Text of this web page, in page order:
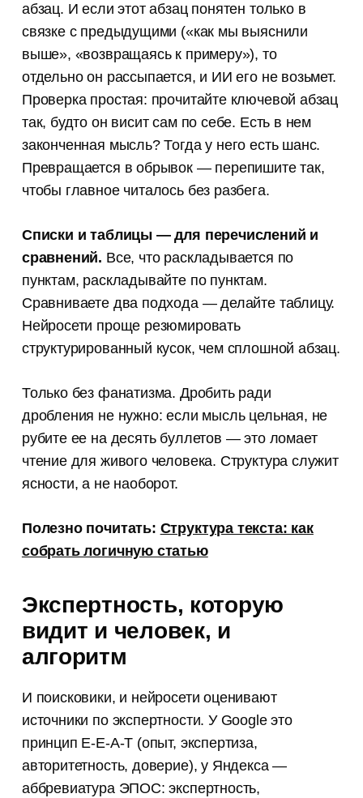
абзац. И если этот абзац понятен только в
связке с предыдущими («как мы выяснили
выше», «возвращаясь к примеру»), то
отдельно он рассыпается, и ИИ его не возьмет.
Проверка простая: прочитайте ключевой абзац
так, будто он висит сам по себе. Есть в нем
законченная мысль? Тогда у него есть шанс.
Превращается в обрывок — перепишите так,
чтобы главное читалось без разбега.
Списки и таблицы — для перечислений и
сравнений. Все, что раскладывается по
пунктам, раскладывайте по пунктам.
Сравниваете два подхода — делайте таблицу.
Нейросети проще резюмировать
структурированный кусок, чем сплошной абзац.
Только без фанатизма. Дробить ради
дробления не нужно: если мысль цельная, не
рубите ее на десять буллетов — это ломает
чтение для живого человека. Структура служит
ясности, а не наоборот.
Полезно почитать: Структура текста: как
собрать логичную статью
Экспертность, которую
видит и человек, и
алгоритм
И поисковики, и нейросети оценивают
источники по экспертности. У Google это
принцип E-E-A-T (опыт, экспертиза,
авторитетность, доверие), у Яндекса —
аббревиатура ЭПОС: экспертность,